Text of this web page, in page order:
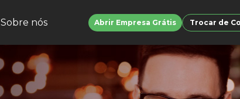
Sobre nós Abrir Empresa Grátis Trocar de